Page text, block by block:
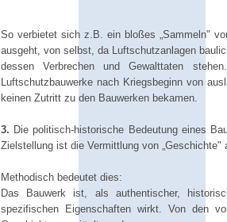
So verbietet sich z.B. ein bloßes „Sammeln"
ausgeht, von selbst, da Luftschutzanlagen
dessen Verbrechen und Gewalttaten
Luftschutzbauwerke nach Kriegsbeginn von
keinen Zutritt zu den Bauwerken bekamen.
3. Die politisch-historische Bedeutung eines
Zielstellung ist die Vermittlung von
Methodisch bedeutet dies:
Das Bauwerk ist, als authentischer,
spezifischen Eigenschaften wirkt. Von den